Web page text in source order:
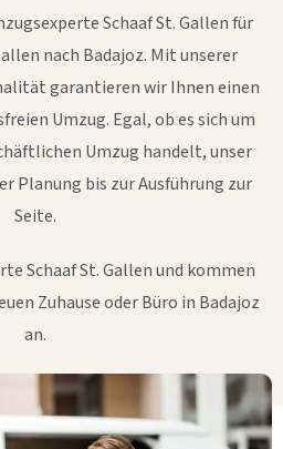
Schaaf St. Gallen für
nach Badajoz. Mit unserer
garantieren wir Ihnen einen
Umzug. Egal, ob es sich um
Umzug handelt, unser
Planung bis zur Ausführung zur
Seite.
Schaaf St. Gallen und kommen
Zuhause oder Büro in Badajoz
an.